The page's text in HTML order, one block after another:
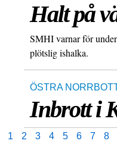
Halt på
SMHI varnar för
plötslig ishalka.
ÖSTRA
Inbrott i
1 2 3 4 5 6 7 8